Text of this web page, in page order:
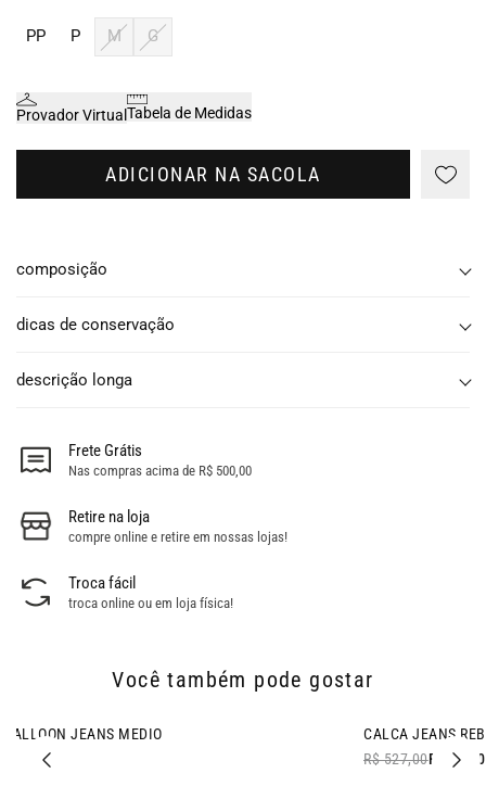
PP P M G
Provador Virtual Tabela de Medidas
ADICIONAR NA SACOLA
composição
dicas de conservação
descrição longa
Frete Grátis
Nas compras acima de R$ 500,00
Retire na loja
compre online e retire em nossas lojas!
Troca fácil
troca online ou em loja física!
Você também pode gostar
- 9% OFF
CALCA JEANS REBITE BOLSO JEANS MEDIO
R$ 527,00